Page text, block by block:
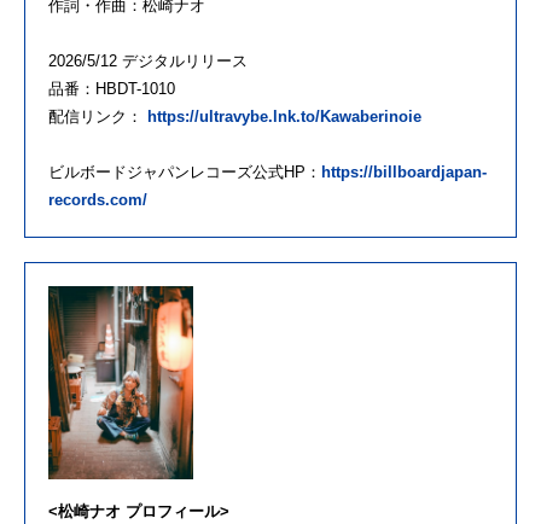
作詞・作曲：松崎ナオ
2026/5/12 デジタルリリース
品番：HBDT-1010
配信リンク：
https://ultravybe.lnk.to/Kawaberinoie
ビルボードジャパンレコーズ公式HP： https://billboardjapan-
records.com/
<松崎ナオ プロフィール>